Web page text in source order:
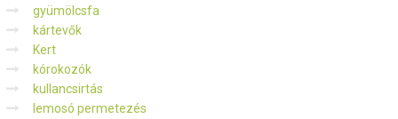
gyümölcsfa
kártevők
Kert
kórokozók
kullancsirtás
lemosó permetezés